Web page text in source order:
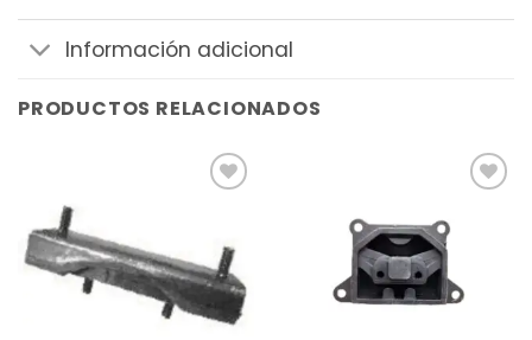
Información adicional
PRODUCTOS RELACIONADOS
deseos